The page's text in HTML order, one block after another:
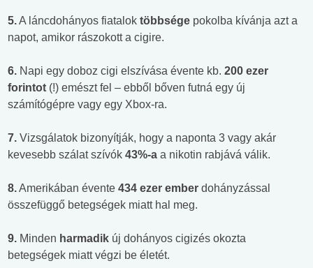
5.A láncdohányos fiatalok többsége pokolba kívánja azt a
napot, amikor rászokott a cigire.
6. Napi egy doboz cigi elszívása évente kb. 200 ezer
forintot (!) emészt fel – ebből bőven futná egy új
számítógépre vagy egy Xbox-ra.
7. Vizsgálatok bizonyítják, hogy a naponta 3 vagy akár
kevesebb szálat szívók 43%-a a nikotin rabjává válik.
8.Amerikában évente 434 ezer ember dohányzással
összefüggő betegségek miatt hal meg.
9. Minden harmadik új dohányos cigizés okozta
betegségek miatt végzi be életét.